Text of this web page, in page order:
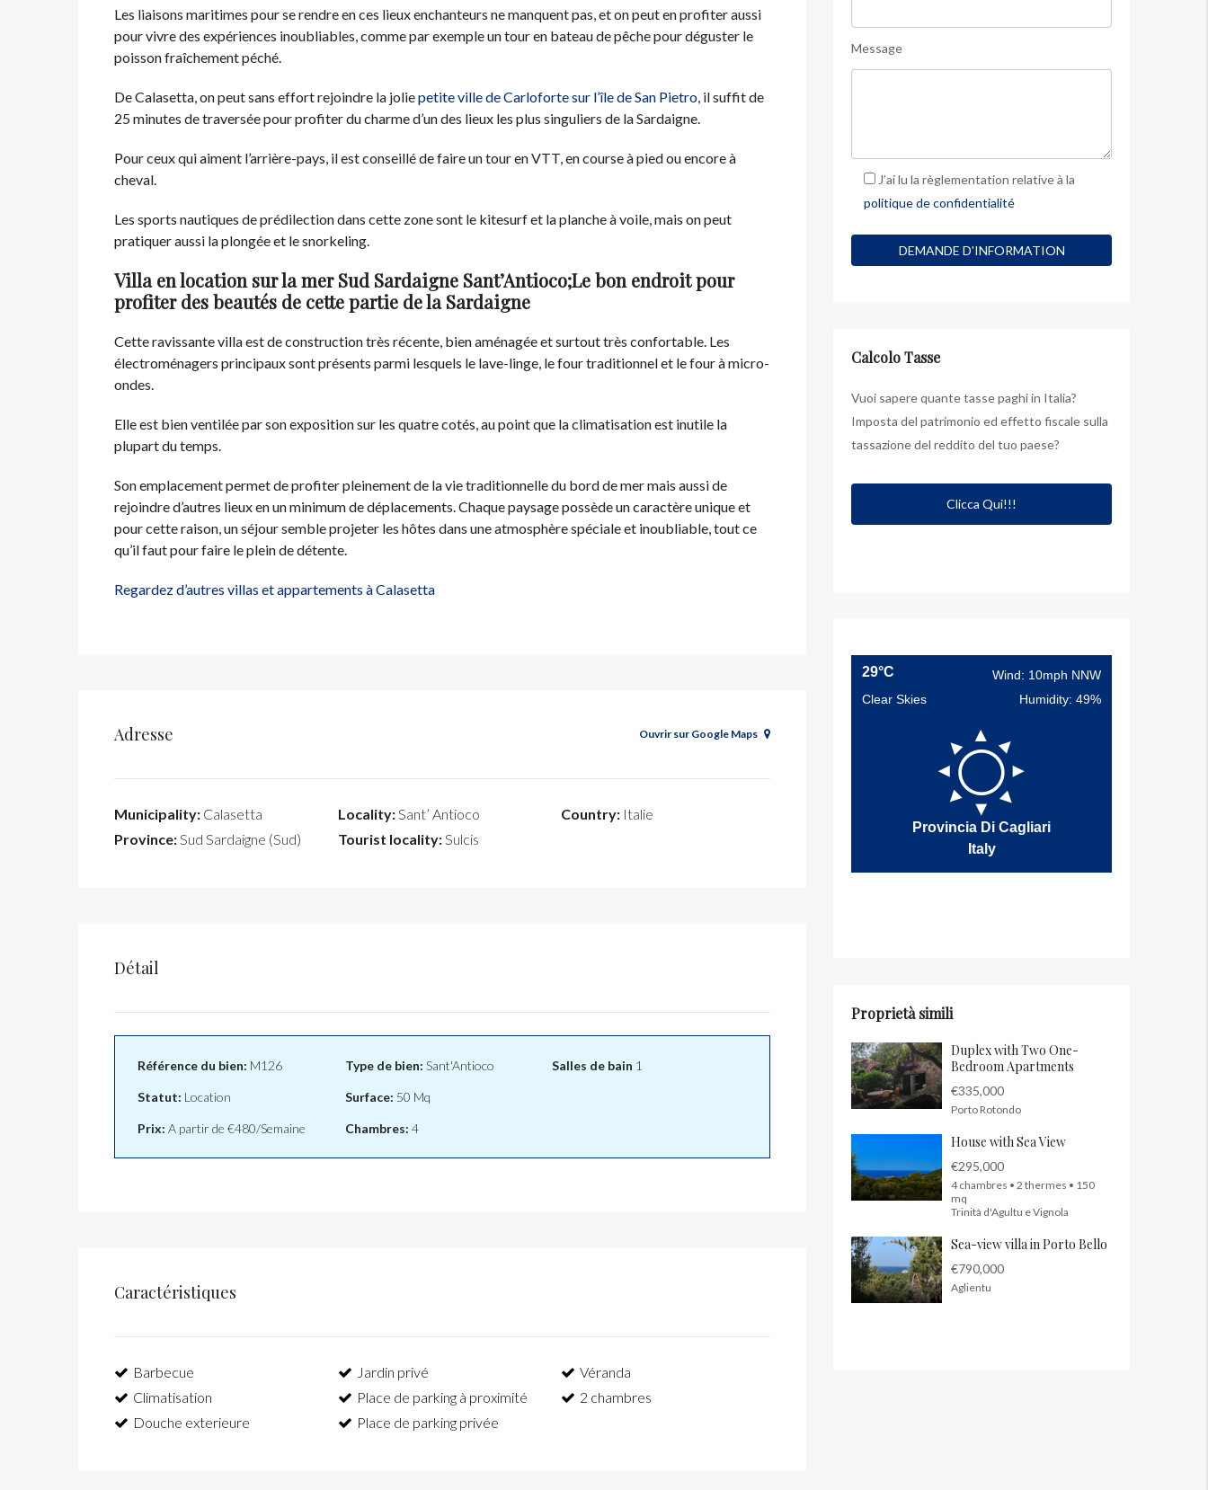
Les liaisons maritimes pour se rendre en ces lieux enchanteurs ne manquent pas, et on peut en profiter aussi
pour vivre des expériences inoubliables, comme par exemple un tour en bateau de pêche pour déguster le
poisson fraîchement péché.
De Calasetta, on peut sans effort rejoindre la joliepetite ville de Carloforte sur l’île de San Pietro, il suffit de
25 minutes de traversée pour profiter du charme d’un des lieux les plus singuliers de la Sardaigne.
Pour ceux qui aiment l’arrière-pays, il est conseillé de faire un tour en VTT, en course à pied ou encore à
cheval.
Les sports nautiques de prédilection dans cette zone sont le kitesurf et la planche à voile, mais on peut
pratiquer aussi la plongée et le snorkeling.
Villa en location sur la mer Sud Sardaigne Sant’Antioco;Le bon endroit pour
profiter des beautés de cette partie de la Sardaigne
Cette ravissante villa est de construction très récente, bien aménagée et surtout très confortable. Les
électroménagers principaux sont présents parmi lesquels le lave-linge, le four traditionnel et le four à micro-
ondes.
Elle est bien ventilée par son exposition sur les quatre cotés, au point que la climatisation est inutile la
plupart du temps.
Son emplacement permet de profiter pleinement de la vie traditionnelle du bord de mer mais aussi de
rejoindre d’autres lieux en un minimum de déplacements. Chaque paysage possède un caractère unique et
pour cette raison, un séjour semble projeter les hôtes dans une atmosphère spéciale et inoubliable, tout ce
qu’il faut pour faire le plein de détente.
Regardez d’autres villas et appartements à Calasetta
Adresse Ouvrir sur Google Maps
Municipality: Calasetta
Province:Sud Sardaigne (Sud)
Locality:Sant’ Antioco
Tourist locality:Sulcis
Country: Italie
Détail
Référence du bien: M126
Statut: Location
Prix: A partir de €480/Semaine
Type de bien: Sant'Antioco
Surface: 50 Mq
Chambres: 4
Salles de bain 1
Caractéristiques
Barbecue
Climatisation
Douche exterieure
Jardin privé
Place de parking à proximité
Place de parking privée
Véranda
2 chambres
Message
J’ai lu la règlementation relative à la
politique de confidentialité
Calcolo Tasse
Vuoi sapere quante tasse paghi in Italia?
Imposta del patrimonio ed effetto fiscale sulla
tassazione del reddito del tuo paese?
Clicca Qui!!!
29°C
Wind: 10mph NNW
Clear Skies
Humidity: 49%
Provincia Di Cagliari
Italy
Proprietà simili
Duplex with Two One-
Bedroom Apartments
€335,000
Porto Rotondo
House with Sea View
€295,000
4 chambres • 2 thermes • 150
mq
Trinità d'Agultu e Vignola
Sea-view villa in Porto Bello
€790,000
Aglientu